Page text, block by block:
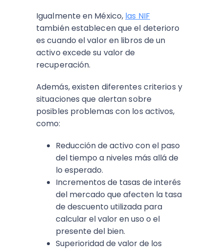
Igualmente en México, las NIF
también establecen que el deterioro
es cuando el valor en libros de un
activo excede su valor de
recuperación.
Además, existen diferentes criterios y
situaciones que alertan sobre
posibles problemas con los activos,
como:
Reducción de activo con el paso
del tiempo a niveles más allá de
lo esperado.
Incrementos de tasas de interés
del mercado que afecten la tasa
de descuento utilizada para
calcular el valor en uso o el
presente del bien.
Superioridad de valor de los